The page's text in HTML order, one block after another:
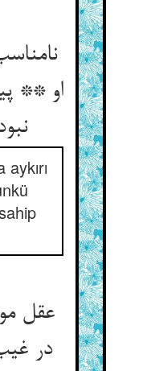
او **
عقل
در